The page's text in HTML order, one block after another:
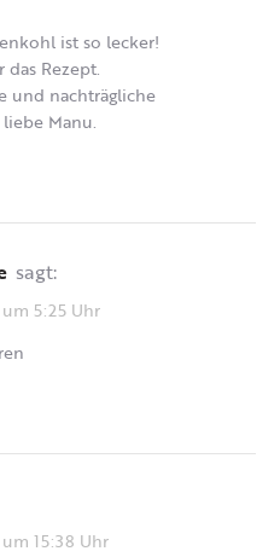
ist so lecker!
Rezept.
und nachträgliche
Manu.
sagt:
um 5:25 Uhr
15:38 Uhr